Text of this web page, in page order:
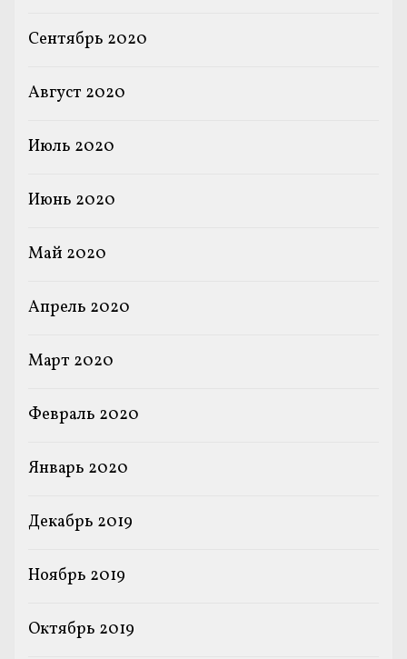
Сентябрь 2020
Август 2020
Июль 2020
Июнь 2020
Май 2020
Апрель 2020
Март 2020
Февраль 2020
Январь 2020
Декабрь 2019
Ноябрь 2019
Октябрь 2019